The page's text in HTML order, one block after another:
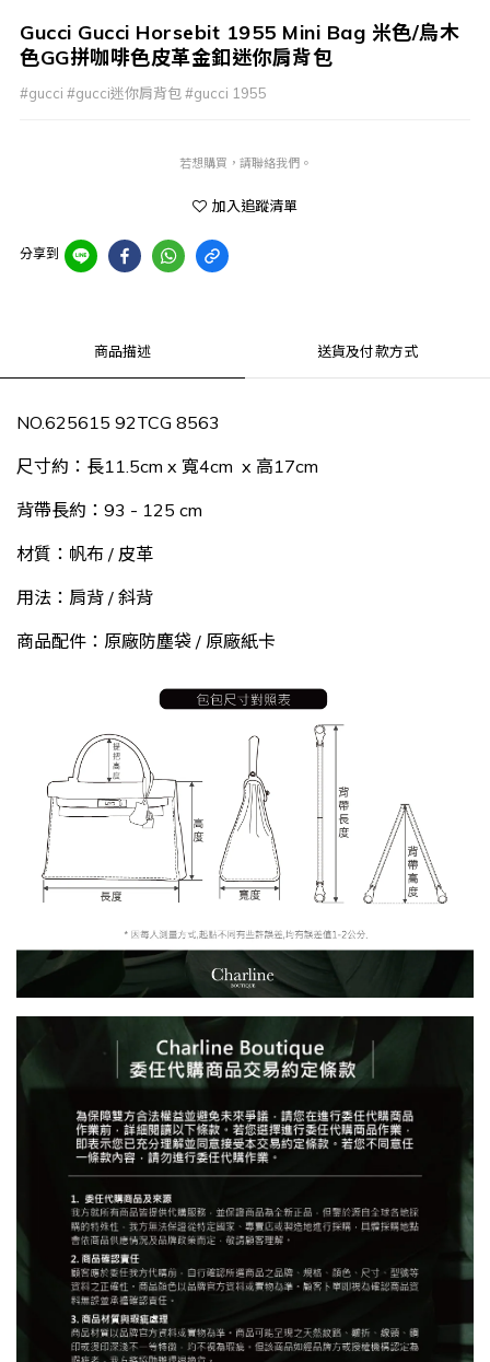
Gucci Gucci Horsebit 1955 Mini Bag 米色/烏木
色GG拼咖啡色皮革金釦迷你肩背包
#gucci #gucci迷你肩背包 #gucci 1955
若想購買，請聯絡我們。
加入追蹤清單
分享到
商品描述 送貨及付款方式
NO.‎625615 92TCG 8563
尺寸約：長11.5cm x 寬4cm x 高17cm
背帶長約：93 - 125 cm
材質：帆布 / 皮革
用法：肩背 / 斜背
商品配件：原廠防塵袋 / 原廠紙卡